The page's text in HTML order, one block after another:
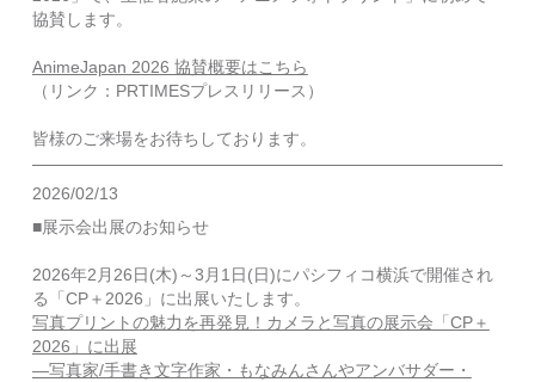
協賛します。
AnimeJapan 2026 協賛概要はこちら
（リンク：PRTIMESプレスリリース）
皆様のご来場をお待ちしております。
2026/02/13
■展示会出展のお知らせ
2026年2月26日(木)～3月1日(日)にパシフィコ横浜で開催され
る「CP＋2026」に出展いたします。
写真プリントの魅力を再発見！カメラと写真の展示会「CP＋
2026」に出展
―写真家/手書き文字作家・もなみんさんやアンバサダー・